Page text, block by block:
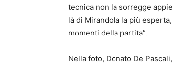
tecnica non la sorregge
là di Mirandola la più
momenti della partita”.
Nella foto, Donato De